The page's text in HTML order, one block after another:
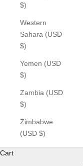
$)
Western
Sahara (USD
$)
Yemen (USD
$)
Zambia (USD
$)
Zimbabwe
(USD $)
Cart